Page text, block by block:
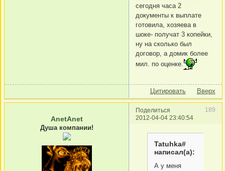
сегодня часа 2
документы к выплате
готовила, хозяева в
шоке- получат 3 копейки,
ну на сколько был
договор, а домик более
мил. по оценке.
Цитировать Вверх
Поделиться
189
2012-04-04 23:40:54
AnetAnet
Душа компании!
Tatuhka#
написал(а):
А у меня